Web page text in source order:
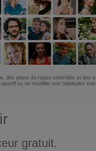
des plans de repas contrôlés et des
ou de modifier vos habitudes
gratuit.